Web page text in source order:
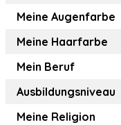
Meine Augenfarbe
Meine Haarfarbe
Mein Beruf
Ausbildungsniveau
Meine Religion